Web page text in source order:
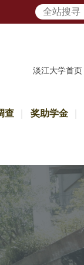
淡江大学首页
查 奖助学金